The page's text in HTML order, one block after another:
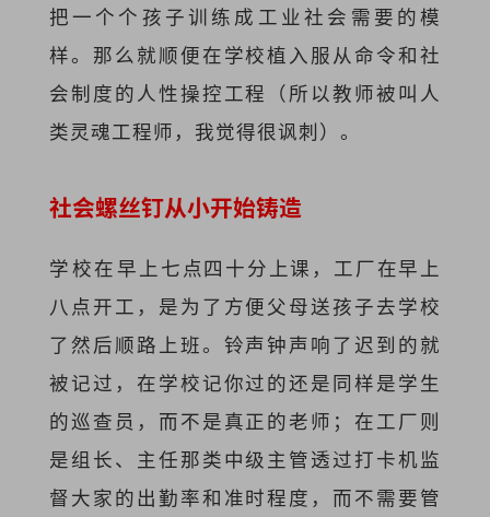
把一个个孩子训练成工业社会需要的模
样。那么就顺便在学校植入服从命令和社
会制度的人性操控工程（所以教师被叫人
类灵魂工程师，我觉得很讽刺）。
社会螺丝钉从小开始铸造
学校在早上七点四十分上课，工厂在早上
八点开工，是为了方便父母送孩子去学校
了然后顺路上班。铃声钟声响了迟到的就
被记过，在学校记你过的还是同样是学生
的巡查员，而不是真正的老师；在工厂则
是组长、主任那类中级主管透过打卡机监
督大家的出勤率和准时程度，而不需要管